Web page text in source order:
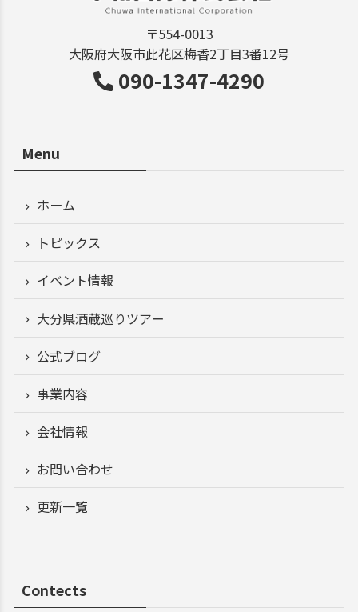
〒554-0013
大阪府大阪市此花区梅香2丁目3番12号
090-1347-4290
Menu
ホーム
トピックス
イベント情報
大分県酒蔵巡りツアー
公式ブログ
事業内容
会社情報
お問い合わせ
更新一覧
Contects